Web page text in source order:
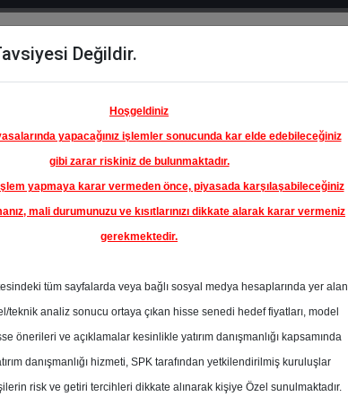
Hisse
Öne
Çıkanlar
Raporlar Partnerlerimiz
En Yüksek Tahmin
Ortalama Fiyat
Tahmini
Değildir.
Hoşgeldiniz
yapacağınız işlemler sonucunda kar elde edebileceğiniz
gibi zarar riskiniz de bulunmaktadır.
yapmaya karar vermeden önce, piyasada karşılaşabileceğiniz
mali durumunuzu ve kısıtlarınızı dikkate alarak karar vermeniz
gerekmektedir.
tüm sayfalarda veya bağlı sosyal medya hesaplarında yer alan
teknik analiz sonucu ortaya çıkan hisse senedi hedef fiyatları, model
önerileri ve açıklamalar kesinlikle yatırım danışmanlığı kapsamında
danışmanlığı hizmeti, SPK tarafından yetkilendirilmiş kuruluşlar
risk ve getiri tercihleri dikkate alınarak kişiye Özel sunulmaktadır.